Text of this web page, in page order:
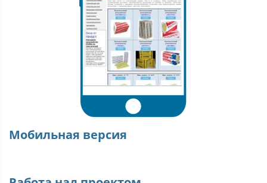
Мобильная версия